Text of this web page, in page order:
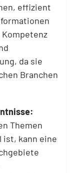
effizient
da sie
Branchen
Themen
ist, kann eine